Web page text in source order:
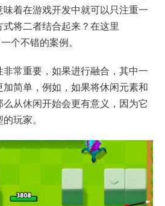
着在游戏开发中就可以只注重一
将二者结合起来？在这里
个不错的案例。
常重要，如果进行融合，其中一
简单，例如，如果将休闲元素和
从休闲开始会更有意义，因为它
玩家。